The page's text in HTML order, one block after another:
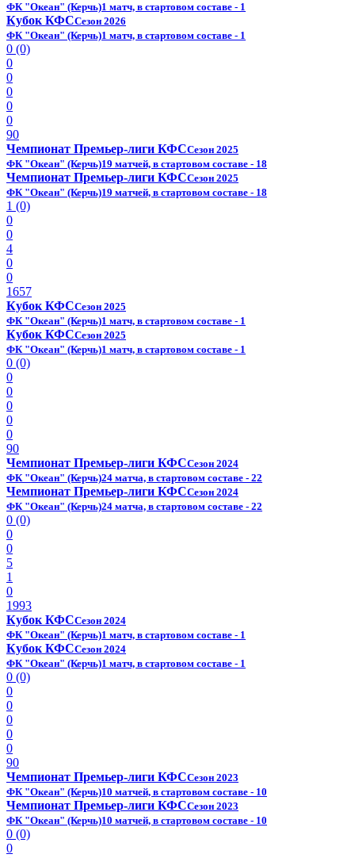
ФК "Океан" (Керчь)1 матч, в стартовом составе - 1
Кубок КФССезон 2026
ФК "Океан" (Керчь)1 матч, в стартовом составе - 1
0 (0)
0
0
0
0
0
90
Чемпионат Премьер-лиги КФССезон 2025
ФК "Океан" (Керчь)19 матчей, в стартовом составе - 18
Чемпионат Премьер-лиги КФССезон 2025
ФК "Океан" (Керчь)19 матчей, в стартовом составе - 18
1 (0)
0
0
4
0
0
1657
Кубок КФССезон 2025
ФК "Океан" (Керчь)1 матч, в стартовом составе - 1
Кубок КФССезон 2025
ФК "Океан" (Керчь)1 матч, в стартовом составе - 1
0 (0)
0
0
0
0
0
90
Чемпионат Премьер-лиги КФССезон 2024
ФК "Океан" (Керчь)24 матча, в стартовом составе - 22
Чемпионат Премьер-лиги КФССезон 2024
ФК "Океан" (Керчь)24 матча, в стартовом составе - 22
0 (0)
0
0
5
1
0
1993
Кубок КФССезон 2024
ФК "Океан" (Керчь)1 матч, в стартовом составе - 1
Кубок КФССезон 2024
ФК "Океан" (Керчь)1 матч, в стартовом составе - 1
0 (0)
0
0
0
0
0
90
Чемпионат Премьер-лиги КФССезон 2023
ФК "Океан" (Керчь)10 матчей, в стартовом составе - 10
Чемпионат Премьер-лиги КФССезон 2023
ФК "Океан" (Керчь)10 матчей, в стартовом составе - 10
0 (0)
0